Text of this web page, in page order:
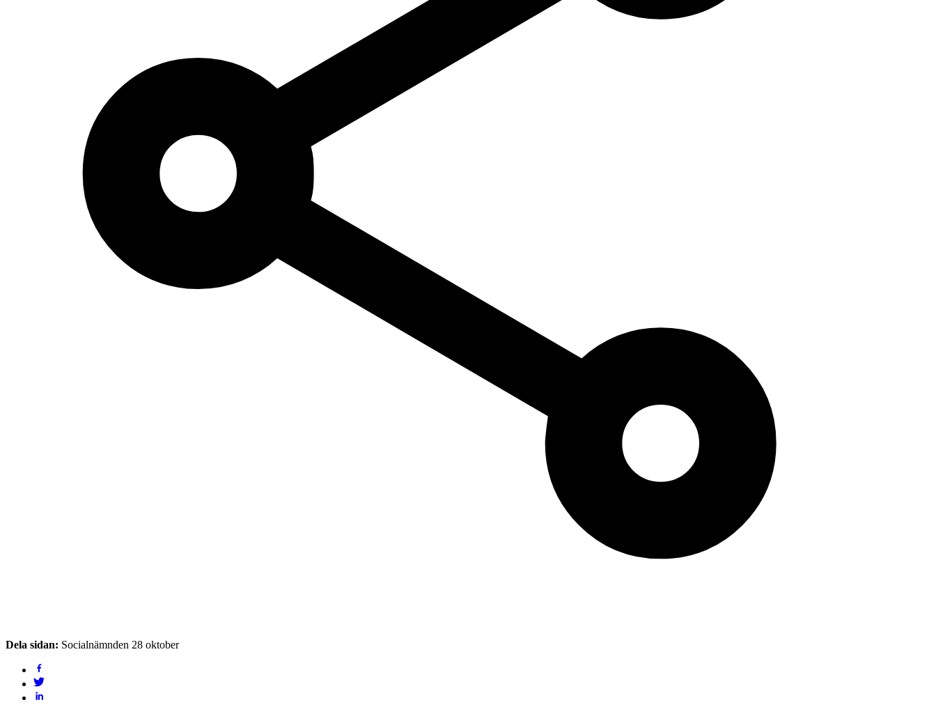
Dela sidan: Socialnämnden 28 oktober